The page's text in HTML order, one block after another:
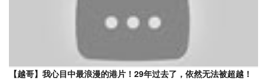
【越哥】我心目中最浪漫的港片！29年过去了，依然无法被超越！